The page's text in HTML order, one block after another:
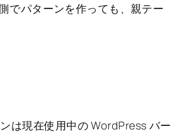
でパターンを作っても、親テー
は現在使用中の WordPress バー